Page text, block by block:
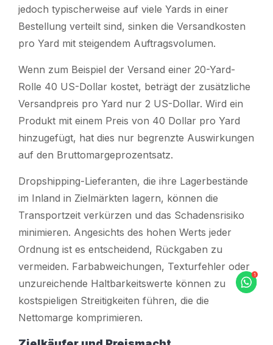
jedoch typischerweise auf viele Yards in einer
Bestellung verteilt sind, sinken die Versandkosten
pro Yard mit steigendem Auftragsvolumen.
Wenn zum Beispiel der Versand einer 20-Yard-
Rolle 40 US-Dollar kostet, beträgt der zusätzliche
Versandpreis pro Yard nur 2 US-Dollar. Wird ein
Produkt mit einem Preis von 40 Dollar pro Yard
hinzugefügt, hat dies nur begrenzte Auswirkungen
auf den Bruttomargeprozentsatz.
Dropshipping-Lieferanten, die ihre Lagerbestände
im Inland in Zielmärkten lagern, können die
Transportzeit verkürzen und das Schadensrisiko
minimieren. Angesichts des hohen Werts jeder
Ordnung ist es entscheidend, Rückgaben zu
vermeiden. Farbabweichungen, Texturfehler oder
unzureichende Haltbarkeitswerte können zu
kostspieligen Streitigkeiten führen, die die
Nettomarge komprimieren.